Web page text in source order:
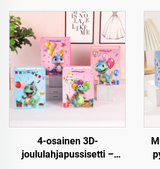
4-osainen 3D-
joululahjapussisetti –